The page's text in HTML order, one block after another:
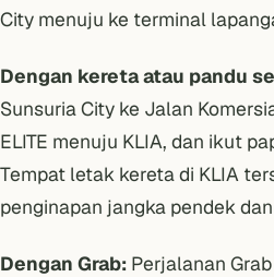
City menuju ke terminal
Dengan kereta atau pandu
Sunsuria City ke Jalan
ELITE menuju KLIA, dan ikut
Tempat letak kereta di KLIA
penginapan jangka pendek
Dengan Grab: Perjalanan